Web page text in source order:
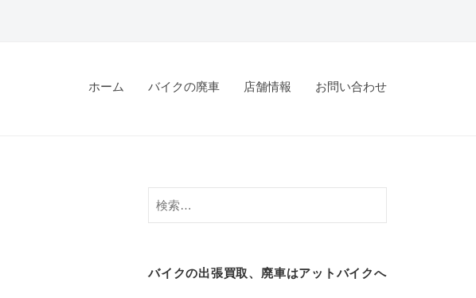
ホーム バイクの廃車 店舗情報 お問い合わせ
バイクの出張買取、廃車はアットバイクへ